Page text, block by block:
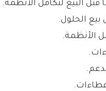
البيع لتكامل الأنظمة.
بيع الحلول.
الأنظمة.
عطاءات.